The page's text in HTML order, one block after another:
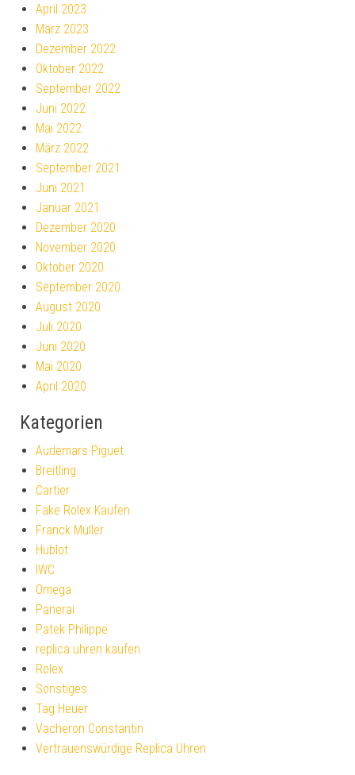
April 2023
März 2023
Dezember 2022
Oktober 2022
September 2022
Juni 2022
Mai 2022
März 2022
September 2021
Juni 2021
Januar 2021
Dezember 2020
November 2020
Oktober 2020
September 2020
August 2020
Juli 2020
Juni 2020
Mai 2020
April 2020
Kategorien
Audemars Piguet
Breitling
Cartier
Fake Rolex Kaufen
Franck Muller
Hublot
IWC
Omega
Panerai
Patek Philippe
replica uhren kaufen
Rolex
Sonstiges
Tag Heuer
Vacheron Constantin
Vertrauenswürdige Replica Uhren